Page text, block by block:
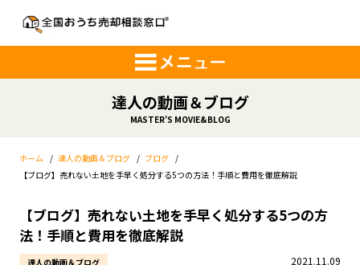
達人の動画＆ブログ
MASTER’S MOVIE&BLOG
ホーム / 達人の動画＆ブログ / ブログ
/
【ブログ】売れない土地を手早く処分する5つの方法！手順と費用を徹底解説
【ブログ】売れない土地を手早く処分する5つの方
法！手順と費用を徹底解説
達人の動画＆ブログ 2021.11.09